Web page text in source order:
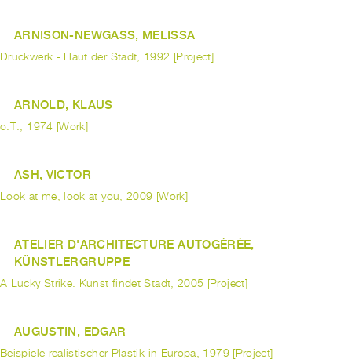
ARNISON-NEWGASS, MELISSA
Druckwerk - Haut der Stadt, 1992 [Project]
ARNOLD, KLAUS
o.T., 1974 [Work]
ASH, VICTOR
Look at me, look at you, 2009 [Work]
ATELIER D'ARCHITECTURE AUTOGÉRÉE,
KÜNSTLERGRUPPE
A Lucky Strike. Kunst findet Stadt, 2005 [Project]
AUGUSTIN, EDGAR
Beispiele realistischer Plastik in Europa, 1979 [Project]